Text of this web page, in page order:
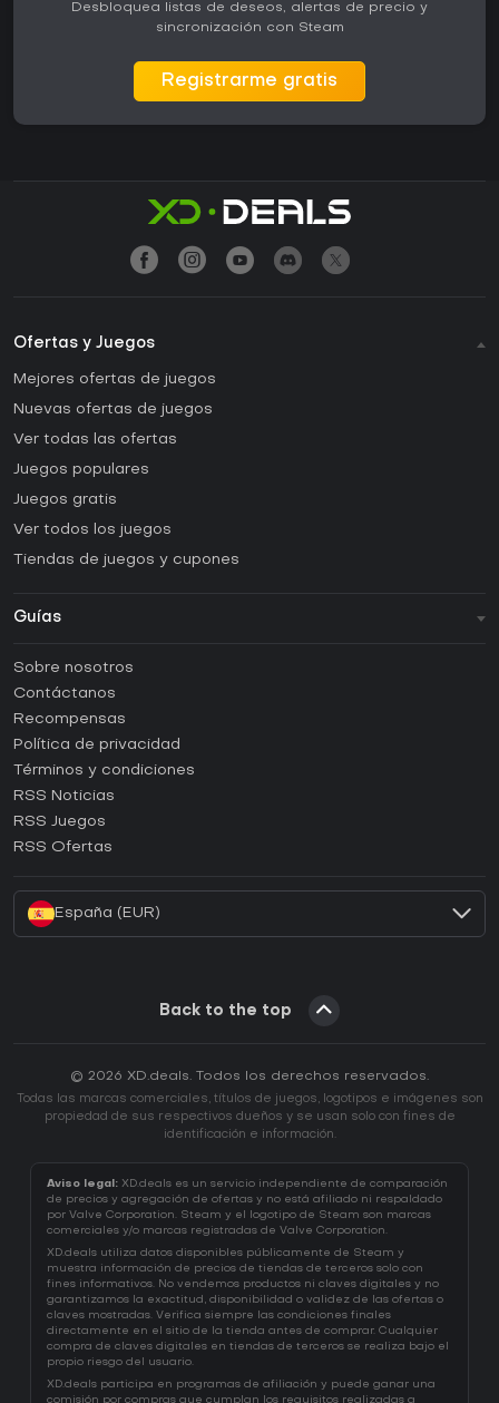
Desbloquea listas de deseos, alertas de precio y
sincronización con Steam
Registrarme gratis
Ofertas y Juegos
Mejores ofertas de juegos
Nuevas ofertas de juegos
Ver todas las ofertas
Juegos populares
Juegos gratis
Ver todos los juegos
Tiendas de juegos y cupones
Guías
Guías y tutoriales
¿Cómo activar una CD Key de Steam?
¿Cómo activar una CD Key de Epic Games?
¿Cómo activar una CD Key de GOG?
¿Cómo activar una CD Key de Ubisoft Connect?
Sobre nosotros
Contáctanos
Recompensas
Política de privacidad
Términos y condiciones
RSS Noticias
RSS Juegos
RSS Ofertas
España (EUR)
Back to the top
© 2026 XD.deals. Todos los derechos reservados.
Todas las marcas comerciales, títulos de juegos, logotipos e imágenes son
propiedad de sus respectivos dueños y se usan solo con fines de
identificación e información.
Aviso legal: XD.deals es un servicio independiente de comparación
de precios y agregación de ofertas y no está afiliado ni respaldado
por Valve Corporation. Steam y el logotipo de Steam son marcas
comerciales y/o marcas registradas de Valve Corporation.
XD.deals utiliza datos disponibles públicamente de Steam y
muestra información de precios de tiendas de terceros solo con
fines informativos. No vendemos productos ni claves digitales y no
garantizamos la exactitud, disponibilidad o validez de las ofertas o
claves mostradas. Verifica siempre las condiciones finales
directamente en el sitio de la tienda antes de comprar. Cualquier
compra de claves digitales en tiendas de terceros se realiza bajo el
propio riesgo del usuario.
XD.deals participa en programas de afiliación y puede ganar una
comisión por compras que cumplan los requisitos realizadas a